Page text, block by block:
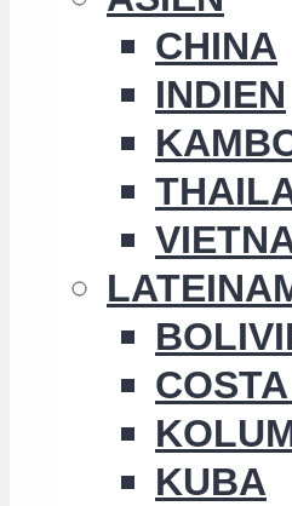
CHINA
INDIEN
KUBA